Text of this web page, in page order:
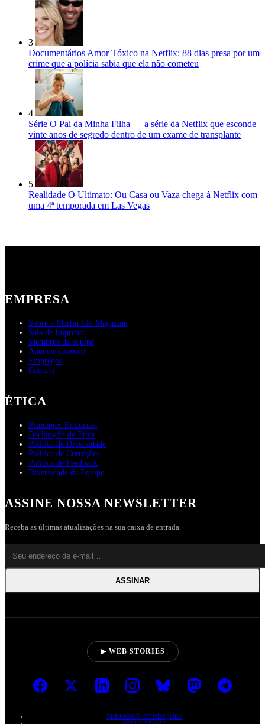
3
Documentários Amor Tóxico na Netflix: 88 dias presa por um
crime que a polícia sabia que ela não cometeu
4
Série O Pai da Minha Filha — a série da Netflix que esconde
vinte anos de segredo dentro de um exame de transplante
5
Realidade O Ultimato: Ou Casa ou Vaza chega à Netflix com
uma 4ª temporada em Las Vegas
EMPRESA
Sobre a Martin Cid Magazine
Sala de Imprensa
Membros da equipe
Anuncie conosco
Empregos
Contato
ÉTICA
Princípios Editoriais
Declaração de Ética
Política de Diversidade
Política de Correções
Política de Feedback
Diversidade da Equipe
ASSINE NOSSA NEWSLETTER
Receba as últimas atualizações na sua caixa de entrada.
ASSINAR
▶ WEB STORIES
TERMOS E CONDIÇÕES